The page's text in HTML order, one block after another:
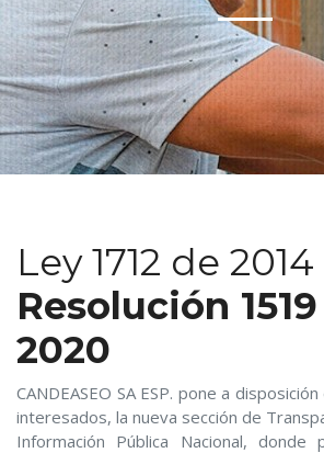
Ley 1712 de 2014
Resolución
2020
CANDEASEO SA ESP. pone a
interesados, la nueva sección de
Información Pública Nacional, donde